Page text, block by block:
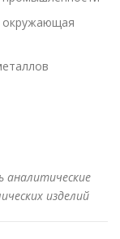
аналитические
изделий